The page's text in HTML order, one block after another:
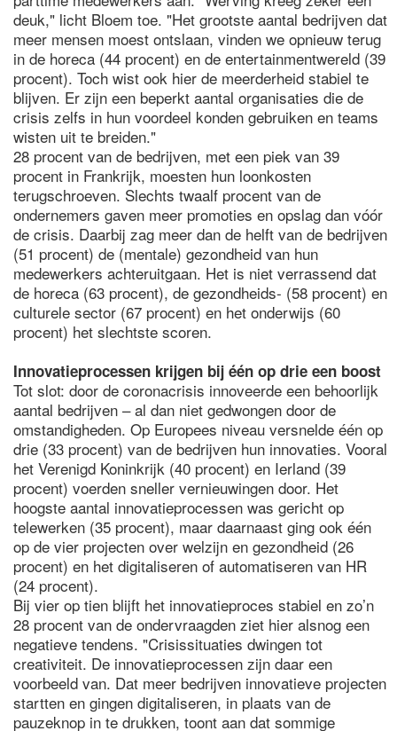
deuk," licht Bloem toe. "Het grootste aantal bedrijven dat
meer mensen moest ontslaan, vinden we opnieuw terug
in de horeca (44 procent) en de entertainmentwereld (39
procent). Toch wist ook hier de meerderheid stabiel te
blijven. Er zijn een beperkt aantal organisaties die de
crisis zelfs in hun voordeel konden gebruiken en teams
wisten uit te breiden."
28 procent van de bedrijven, met een piek van 39
procent in Frankrijk, moesten hun loonkosten
terugschroeven. Slechts twaalf procent van de
ondernemers gaven meer promoties en opslag dan vóór
de crisis. Daarbij zag meer dan de helft van de bedrijven
(51 procent) de (mentale) gezondheid van hun
medewerkers achteruitgaan. Het is niet verrassend dat
de horeca (63 procent), de gezondheids- (58 procent) en
culturele sector (67 procent) en het onderwijs (60
procent) het slechtste scoren.
Innovatieprocessen krijgen bij één op drie een boost
Tot slot: door de coronacrisis innoveerde een behoorlijk
aantal bedrijven – al dan niet gedwongen door de
omstandigheden. Op Europees niveau versnelde één op
drie (33 procent) van de bedrijven hun innovaties. Vooral
het Verenigd Koninkrijk (40 procent) en Ierland (39
procent) voerden sneller vernieuwingen door. Het
hoogste aantal innovatieprocessen was gericht op
telewerken (35 procent), maar daarnaast ging ook één
op de vier projecten over welzijn en gezondheid (26
procent) en het digitaliseren of automatiseren van HR
(24 procent).
Bij vier op tien blijft het innovatieproces stabiel en zo’n
28 procent van de ondervraagden ziet hier alsnog een
negatieve tendens. "Crisissituaties dwingen tot
creativiteit. De innovatieprocessen zijn daar een
voorbeeld van. Dat meer bedrijven innovatieve projecten
startten en gingen digitaliseren, in plaats van de
pauzeknop in te drukken, toont aan dat sommige